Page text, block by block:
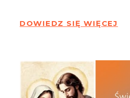
DOWIEDZ SIĘ WIĘCEJ